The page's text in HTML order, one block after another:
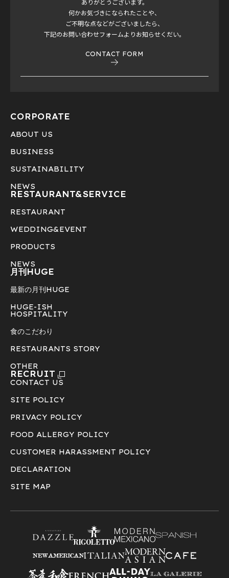
ありがとうございます。
何かお気づきになられたことや、
ご不明な点などがございましたら、
下記のお問い合わせフォームよりお知らせくだい。
CONTACT FORM
CORPORATE
ABOUT US
BUSINESS
SUSTAINABILITY
NEWS
RESTAURANT&SERVICE
RESTAURANT
WEDDING&EVENT
PRODUCTS
NEWS
月刊HUGE
最新の月刊HUGE
HUGE-ISH
HOSPITALITY
食のこだわり
RESTAURANTS STORY
OTHER
RECRUIT
CONTACT US
SITE POLICY
PRIVACY POLICY
FOOD ALLERGY POLICY
CUSTOMER HARASSMENT POLICY
DECLARATION
SITE MAP